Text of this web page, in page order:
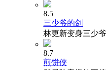
8.5
三少爷的剑
林更新变身三少爷
8.7
煎饼侠